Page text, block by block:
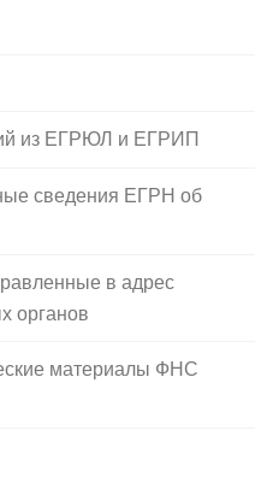
из ЕГРЮЛ и ЕГРИП
сведения ЕГРН об
в адрес
органов
материалы ФНС